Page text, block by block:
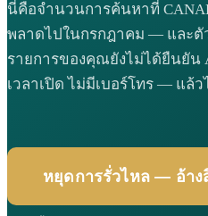
นี่คือจำนวนการค้นหาที่
พลาดไปในกรกฎาคม — และ
รายการของคุณยังไม่ได้ยืนยัน
เวลาเปิด ไม่มีเบอร์โทร — แ
หยุดการรั่วไหล — อ้าง